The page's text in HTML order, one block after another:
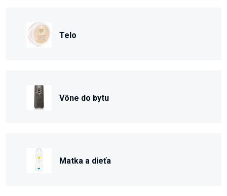
Telo
Vône do bytu
Matka a dieťa